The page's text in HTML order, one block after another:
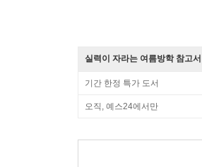
실력이 자라는 여름방학 참고서
기간 한정 특가 도서
오직, 예스24에서만